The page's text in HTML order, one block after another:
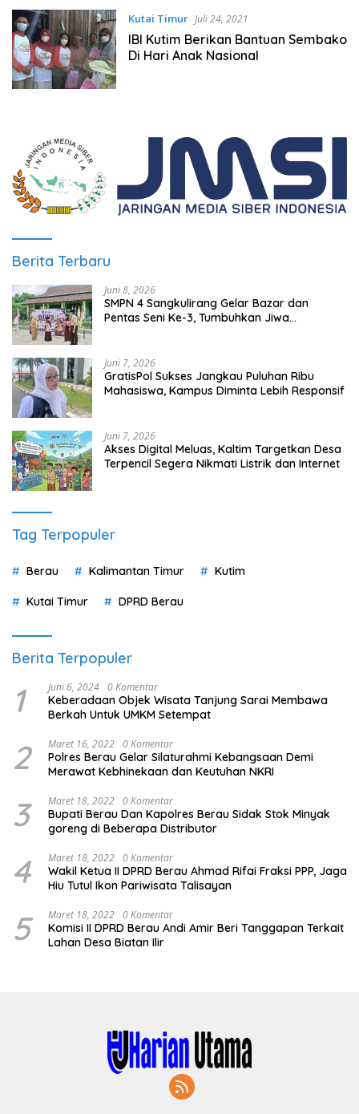
Kutai Timur Juli 24, 2021
IBI Kutim Berikan Bantuan Sembako
Di Hari Anak Nasional
Berita Terbaru
Juni 8, 2026
SMPN 4 Sangkulirang Gelar Bazar dan
Pentas Seni Ke-3, Tumbuhkan Jiwa
Juni 7, 2026
GratisPol Sukses Jangkau Puluhan Ribu
Mahasiswa, Kampus Diminta Lebih Responsif
Juni 7, 2026
Akses Digital Meluas, Kaltim Targetkan Desa
Terpencil Segera Nikmati Listrik dan Internet
Tag Terpopuler
Berau Kalimantan Timur Kutim
Kutai Timur DPRD Berau
Berita Terpopuler
1 Juni 6, 2024 0 Komentar
Keberadaan Objek Wisata Tanjung Sarai Membawa
Berkah Untuk UMKM Setempat
2 Maret 16, 2022 0 Komentar
Polres Berau Gelar Silaturahmi Kebangsaan Demi
Merawat Kebhinekaan dan Keutuhan NKRI
3 Maret 18, 2022 0 Komentar
Bupati Berau Dan Kapolres Berau Sidak Stok Minyak
goreng di Beberapa Distributor
4 Maret 18, 2022 0 Komentar
Wakil Ketua II DPRD Berau Ahmad Rifai Fraksi PPP, Jaga
Hiu Tutul Ikon Pariwisata Talisayan
5 Maret 18, 2022 0 Komentar
Komisi II DPRD Berau Andi Amir Beri Tanggapan Terkait
Lahan Desa Biatan Ilir